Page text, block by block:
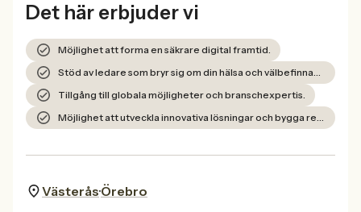
Det här erbjuder vi
Möjlighet att forma en säkrare digital framtid.
Stöd av ledare som bryr sig om din hälsa och välbefinnande.
Tillgång till globala möjligheter och branschexpertis.
Möjlighet att utveckla innovativa lösningar och bygga relationer.
Västerås Örebro